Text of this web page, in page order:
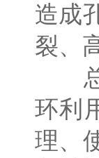
造成
裂、
总
环利
理、